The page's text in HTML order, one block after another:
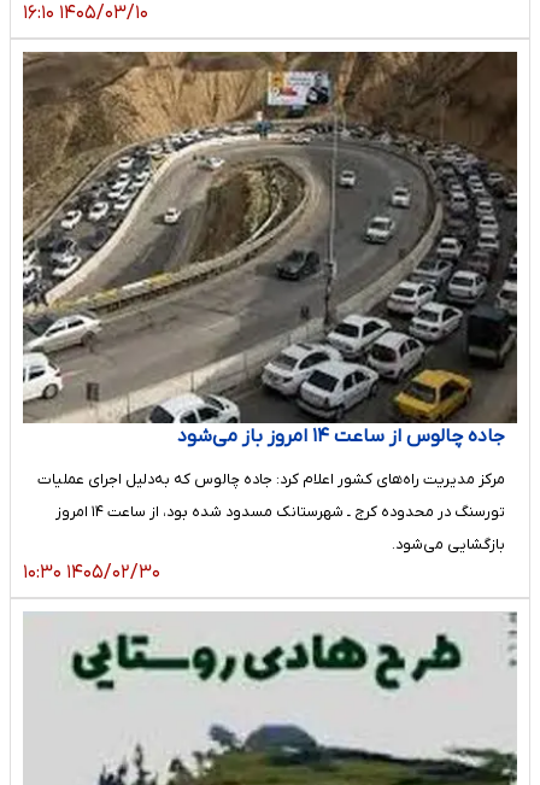
۱۴۰۵/۰۳/۱۰ ۱۶:۱۰
جاده چالوس از ساعت ۱۴ امروز باز می‌شود
مرکز مدیریت راه‌های کشور اعلام کرد: جاده چالوس که به‌دلیل اجرای عملیات
تورسنگ در محدوده کرج ـ شهرستانک مسدود شده بود، از ساعت ۱۴ امروز
بازگشایی می‌شود.
۱۴۰۵/۰۲/۳۰ ۱۰:۳۰